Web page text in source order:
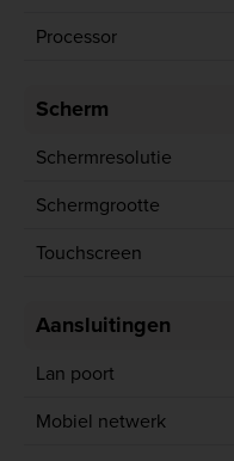
Processor
Scherm
Schermresolutie
Schermgrootte
Touchscreen
Aansluitingen
Lan poort
Mobiel netwerk